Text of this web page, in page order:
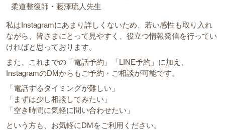
柔道整復師・藤澤琉人先生
私はInstagramにあまり詳しくないため、若い感性も取り入れ
ながら、皆さまにとって見やすく、役立つ情報発信を行ってい
ければと思っております。
また、これまでの「電話予約」「LINE予約」に加え、
InstagramのDMからもご予約・ご相談が可能です。
「電話するタイミングが難しい」
「まずは少し相談してみたい」
「空き時間に気軽に問い合わせたい」
という方も、お気軽にDMをご利用ください。